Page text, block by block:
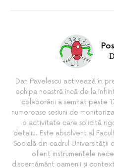
Dan Pavelescu activează în
echipa noastră încă de la
colaborării a semnat peste
numeroase sesiuni de
o activitate care solicită
detaliu. Este absolvent al
Socială din cadrul Universității
oferit instrumentele
discernământ oamenii și